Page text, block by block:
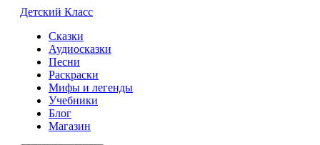
Детский Класс
Сказки
Аудиосказки
Песни
Раскраски
Мифы и легенды
Учебники
Блог
Магазин